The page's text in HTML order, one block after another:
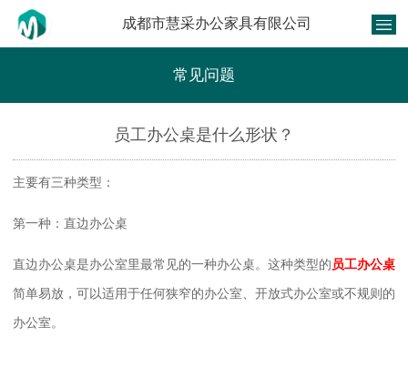
成都市慧采办公家具有限公司
常见问题
员工办公桌是什么形状？
主要有三种类型：
第一种：直边办公桌
直边办公桌是办公室里最常见的一种办公桌。这种类型的员工办公桌
简单易放，可以适用于任何狭窄的办公室、开放式办公室或不规则的
办公室。